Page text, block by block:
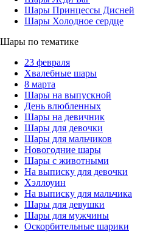
Шары Принцессы Дисней
Шары Холодное сердце
Шары по тематике
23 февраля
Хвалебные шары
8 марта
Шары на выпускной
День влюбленных
Шары на девичник
Шары для девочки
Шары для мальчиков
Новогодние шары
Шары с животными
На выписку для девочки
Хэллоуин
На выписку для мальчика
Шары для девушки
Шары для мужчины
Оскорбительные шарики